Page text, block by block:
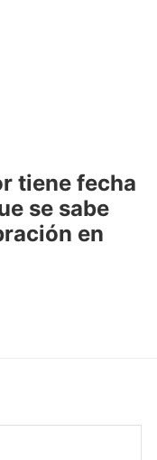
tiene fecha
se sabe
en